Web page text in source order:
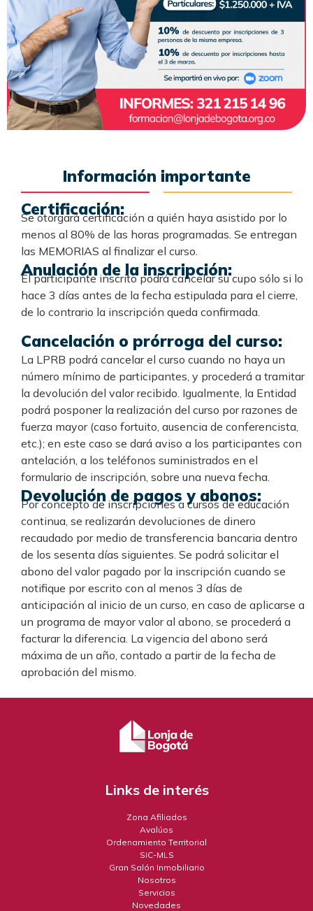
Información importante
Certificación:
Se otorgará certificación a quién haya asistido por lo
menos al 80% de las horas programadas. Se entregan
las MEMORIAS al finalizar el curso.
Anulación de la inscripción:
El participante inscrito podrá cancelar su cupo sólo si lo
hace 3 días antes de la fecha estipulada para el cierre,
de lo contrario la inscripción queda confirmada.
Cancelación o prórroga del curso:
La LPRB podrá cancelar el curso cuando no haya un
número mínimo de participantes, y procederá a tramitar
la devolución del valor recibido. Igualmente, la Entidad
podrá posponer la realización del curso por razones de
fuerza mayor (caso fortuito, ausencia de conferencista,
etc.); en este caso se dará aviso a los participantes con
antelación, a los teléfonos suministrados en el
formulario de inscripción, sobre una nueva fecha.
Devolución de pagos y abonos:
Por concepto de inscripciones a cursos de educación
continua, se realizarán devoluciones de dinero
recaudado por medio de transferencia bancaria dentro
de los sesenta días siguientes. Se podrá solicitar el
abono del valor pagado por la inscripción cuando se
notifique por escrito con al menos 3 días de
anticipación al inicio de un curso, en caso de aplicarse a
un programa de mayor valor al abono, se procederá a
facturar la diferencia. La vigencia del abono será
máxima de un año, contado a partir de la fecha de
aprobación del mismo.
Links de interés
Zona Afiliados
Avalúos
Ordenamiento Territorial
SIC-MLS
Gran Salón Inmobiliario
Nosotros
Servicios
Novedades